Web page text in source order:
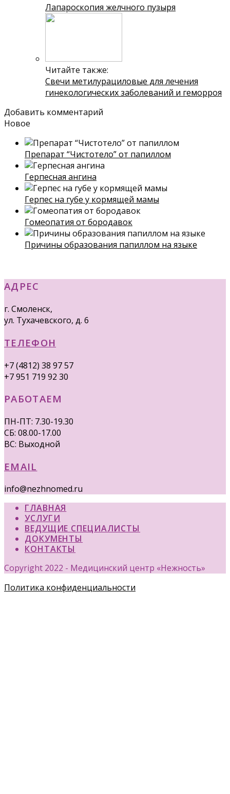
Лапароскопия желчного пузыря
Читайте также:
Свечи метилурациловые для лечения
гинекологических заболеваний и геморроя
Добавить комментарий
Новое
Препарат “Чистотело” от папиллом
Герпесная ангина
Герпес на губе у кормящей мамы
Гомеопатия от бородавок
Причины образования папиллом на языке
АДРЕС
г. Смоленск,
ул. Тухачевского, д. 6
ТЕЛЕФОН
+7 (4812) 38 97 57
+7 951 719 92 30
РАБОТАЕМ
ПН-ПТ: 7.30-19.30
СБ: 08.00-17.00
ВС: Выходной
EMAIL
info@nezhnomed.ru
ГЛАВНАЯ
УСЛУГИ
ВЕДУЩИЕ СПЕЦИАЛИСТЫ
ДОКУМЕНТЫ
КОНТАКТЫ
Copyright 2022 - Медицинский центр «Нежность»
Политика конфиденциальности